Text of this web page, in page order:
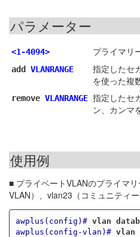
パラメーター
<1-4094> プライマリ
add VLANRANGE
指定したセ
を使った複
remove VLANRANGE 指定したセ
ン、カンマ
使用例
■ プライベートVLANのプライマ
VLAN）、vlan23（コミュニティー
awplus(config)# vlan
awplus(config-vlan)# vlan